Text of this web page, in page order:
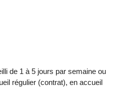
de 1 à 5 jours par semaine ou
régulier (contrat), en accueil